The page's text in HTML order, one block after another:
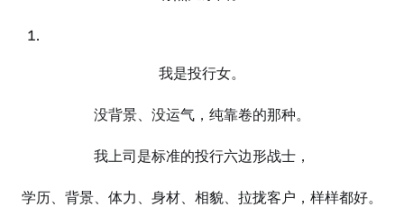
我是投行女。
没背景、没运气，纯靠卷的那种。
我上司是标准的投行六边形战士，
学历、背景、体力、身材、相貌、拉拢客户，样样都好。